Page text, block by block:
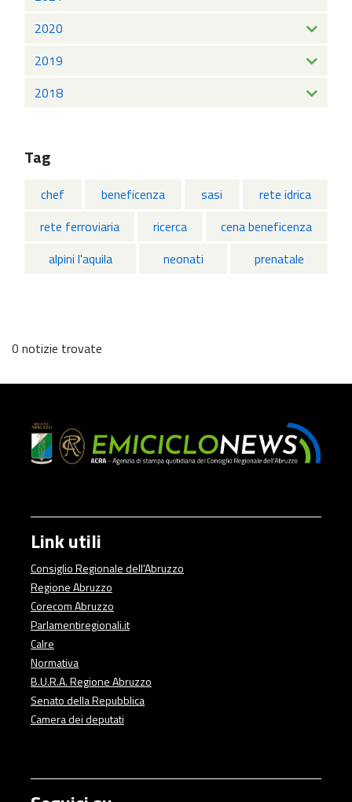
2020
2019
2018
Tag
chef beneficenza sasi
rete idrica
rete ferroviaria
ricerca
cena beneficenza
alpini l'aquila
neonati prenatale
0 notizie trovate
Link utili
Consiglio Regionale dell'Abruzzo
Regione Abruzzo
Corecom Abruzzo
Parlamentiregionali.it
Calre
Normativa
B.U.R.A. Regione Abruzzo
Senato della Repubblica
Camera dei deputati